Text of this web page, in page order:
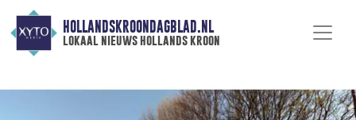
HOLLANDSKROONDAGBLAD.NL
lokaal nieuws hollands kroon